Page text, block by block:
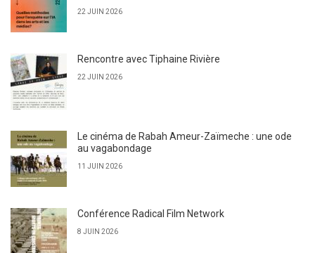
22 JUIN 2026
Rencontre avec Tiphaine Rivière
22 JUIN 2026
Le cinéma de Rabah Ameur-Zaïmeche : une ode
au vagabondage
11 JUIN 2026
Conférence Radical Film Network
8 JUIN 2026